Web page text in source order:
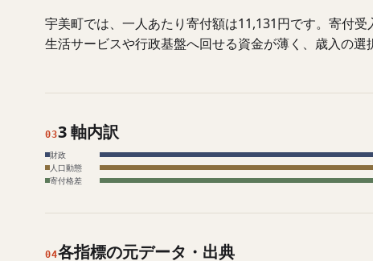
宇美町では、一人あたり寄付額は11,131円です。寄付
生活サービスや行政基盤へ回せる資金が薄く、歳入の選
033 軸内訳
財政
人口動態
寄付格差
04各指標の元データ・出典